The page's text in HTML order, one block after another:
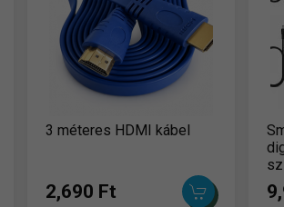
3 méteres HDMI kábel
2,690 Ft